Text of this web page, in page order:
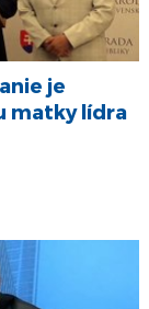
je
matky lídra